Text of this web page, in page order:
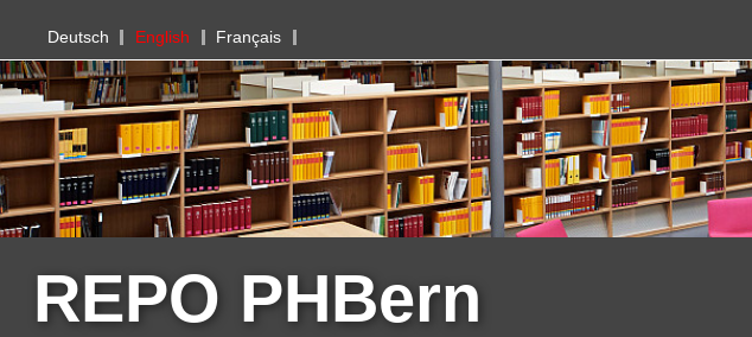
PHBern
Deutsch English Français
REPO PHBern